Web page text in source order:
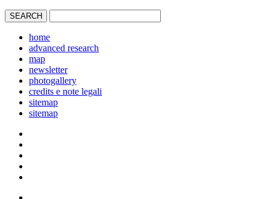
home
advanced research
map
newsletter
photogallery
credits e note legali
sitemap
sitemap